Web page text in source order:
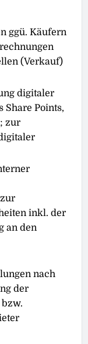
ggü. Käufern
(Verkauf)
digitaler
Share Points,
zur
inkl. der
an den
nach
der